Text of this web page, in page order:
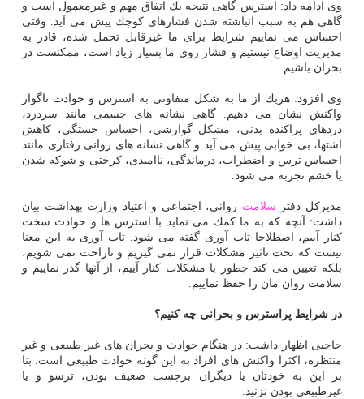
وی ادامه داد: استرس گاهی نتیجه یك اتفاق مهم و غیرمعمول است و
گاهی هم به سبب انباشته شدن فشارهای كوچك پیش می آید. وقتی
احساس می نماییم شرایط برای ما غیرقابل تحمل شده، قادر به
مدیریت اوضاع نیستیم و فشار روی ما بسیار زیاد است، ممكنست در
بحران باشیم.
وی افزود: هریك از ما به شكل متفاوتی به استرس و حوادث ناگوار
واكنش نشان می دهیم. گاهی نشانه های جسمی مانند سردرد،
دردهای پراكنده بدنی، مشكل گوارشی، احساس خستگی، كاهش
اشتها، بی خوابی پیش می آید و گاهی نشانه های روانی رفتاری مانند
احساس ترس و اضطراب، درماندگی، ناامیدی، كرختی و شوكه شدن
یا خشم تجربه می شود.
مدیركل دفتر سلامت روانی، اجتماعی و اعتیاد وزارت بهداشت بیان
داشت: آنچه كه به ما كمك می نماید با استرس ها و حوادث سخت
كنار آییم، اصطلاحا تاب آوری گفته می شود. تاب آوری به این معنا
نیست كه تحت تاثیر مشكلات قرار نمی گیریم و ناراحت نمی شویم،
بلكه تعیین می كند چطور با مشكلات كنار آییم، از آنها گذر نماییم و
سلامت روان مان را حفظ نماییم.
در شرایط پراسترس و بحرانی چه كنیم؟
حاجبی اظهار داشت: در هنگام حوادث و بحران های غیر طبیعی و غیر
منتظره، اكثرا واكنش های افراد به این گونه حوادث طبیعی است. بنا
بر این به خودتان یا دیگران برچسب ضعیف بودن، ترسو و یا
غیرطبیعی بودن نزنید.